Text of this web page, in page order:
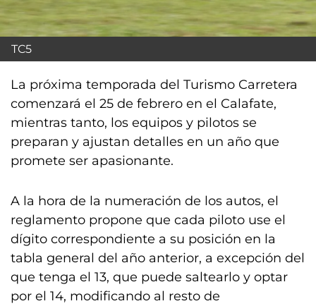
TC5
La próxima temporada del Turismo Carretera
comenzará el 25 de febrero en el Calafate,
mientras tanto, los equipos y pilotos se
preparan y ajustan detalles en un año que
promete ser apasionante.
A la hora de la numeración de los autos, el
reglamento propone que cada piloto use el
dígito correspondiente a su posición en la
tabla general del año anterior, a excepción del
que tenga el 13, que puede saltearlo y optar
por el 14, modificando al resto de